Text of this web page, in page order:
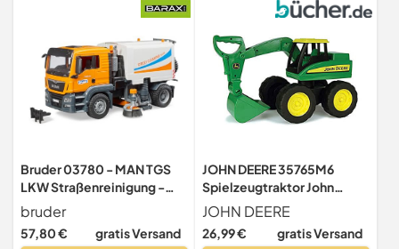
Bruder 03780 - MAN TGS
LKW Straßenreinigung -
1:16 Kehrmaschine
Reinigungs-Fahrzeug
Kommunalarbeiter
bruder
57,80 € gratis Versand
JOHN DEERE 35765M6
Spielzeugtraktor John
Deere Big Scoop in grün,
stabiler & robuster
Kinderspielzeug Bagger aus
JOHN DEERE
26,99 € gratis Versand